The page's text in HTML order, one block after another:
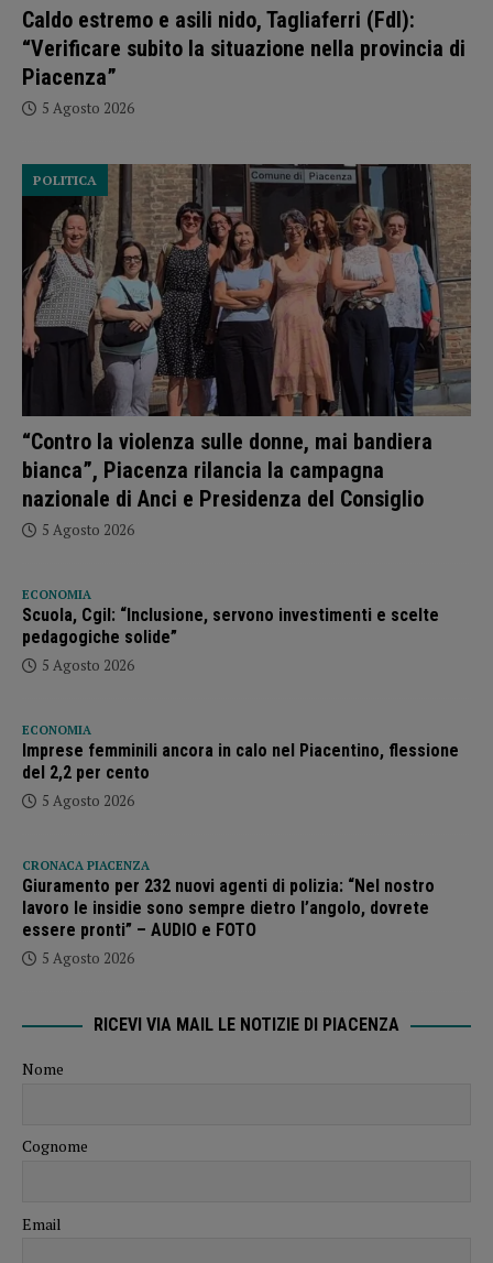
Caldo estremo e asili nido, Tagliaferri (FdI):
“Verificare subito la situazione nella provincia di
Piacenza”
5 Agosto 2026
“Contro la violenza sulle donne, mai bandiera
bianca”, Piacenza rilancia la campagna
nazionale di Anci e Presidenza del Consiglio
POLITICA
5 Agosto 2026
ECONOMIA
Scuola, Cgil: “Inclusione, servono investimenti e scelte
pedagogiche solide”
5 Agosto 2026
ECONOMIA
Imprese femminili ancora in calo nel Piacentino, flessione
del 2,2 per cento
5 Agosto 2026
CRONACA PIACENZA
Giuramento per 232 nuovi agenti di polizia: “Nel nostro
lavoro le insidie sono sempre dietro l’angolo, dovrete
essere pronti” – AUDIO e FOTO
5 Agosto 2026
RICEVI VIA MAIL LE NOTIZIE DI PIACENZA
Nome
Cognome
Email